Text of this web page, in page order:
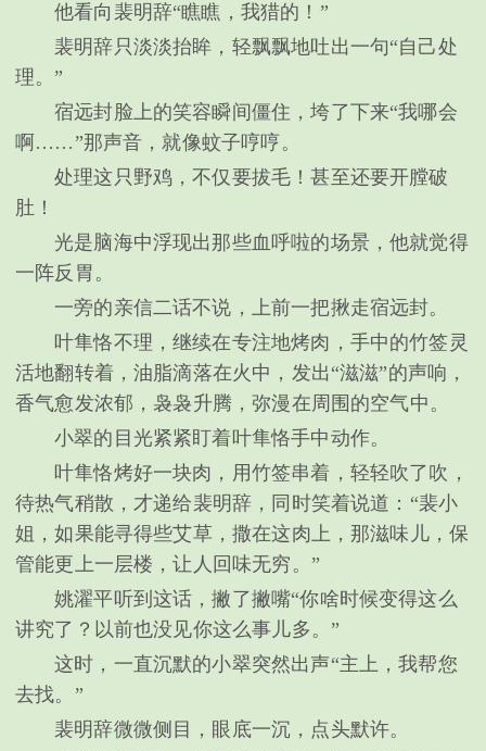
他看向裴明辞“瞧瞧，我猎的！”
裴明辞只淡淡抬眸，轻飘飘地吐出一句“自己处
理。”
宿远封脸上的笑容瞬间僵住，垮了下来“我哪会
啊……”那声音，就像蚊子哼哼。
处理这只野鸡，不仅要拔毛！甚至还要开膛破
肚！
光是脑海中浮现出那些血呼啦的场景，他就觉得
一阵反胃。
一旁的亲信二话不说，上前一把揪走宿远封。
叶隼恪不理，继续在专注地烤肉，手中的竹签灵
活地翻转着，油脂滴落在火中，发出“滋滋”的声响，
香气愈发浓郁，袅袅升腾，弥漫在周围的空气中。
小翠的目光紧紧盯着叶隼恪手中动作。
叶隼恪烤好一块肉，用竹签串着，轻轻吹了吹，
待热气稍散，才递给裴明辞，同时笑着说道：“裴小
姐，如果能寻得些艾草，撒在这肉上，那滋味儿，保
管能更上一层楼，让人回味无穷。”
姚濯平听到这话，撇了撇嘴“你啥时候变得这么
讲究了？以前也没见你这么事儿多。”
这时，一直沉默的小翠突然出声“主上，我帮您
去找。”
裴明辞微微侧目，眼底一沉，点头默许。